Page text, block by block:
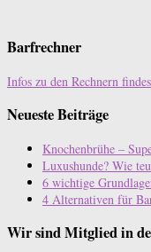
Barfrechner
Infos zu den Rechnern
Neueste Beiträge
Knochenbrühe –
Luxushunde? Wie
6 wichtige
4 Alternativen für
Wir sind Mitglied in